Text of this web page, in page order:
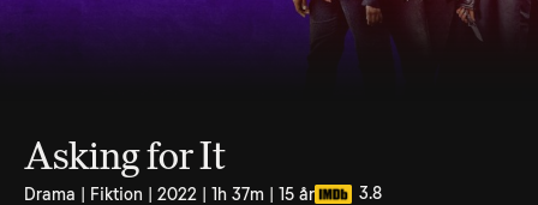
Asking for It
Drama | Fiktion | 2022 | 1h 37m | 15 år 3.8